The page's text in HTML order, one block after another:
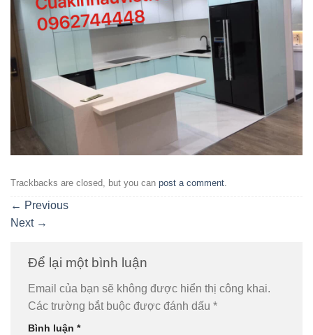
Trackbacks are closed, but you can post a comment
← Previous
Next →
Để lại một bình luận
Email của bạn sẽ không được hiển thị công khai.
Các trường bắt buộc được đánh dấu *
Bình luận *